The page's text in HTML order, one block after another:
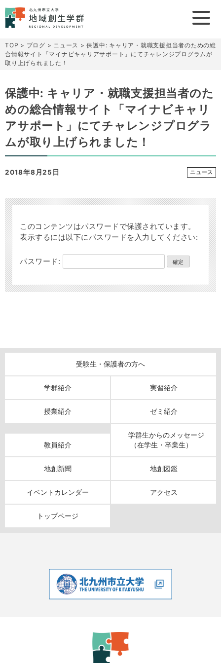
TOP > ブログ > ニュース >保護中: キャリア・就職支援担当者のための総
合情報サイト「マイナビキャリアサポート」にてチャレンジプログラムが
取り上げられました！
保護中: キャリア・就職支援担当者のた
めの総合情報サイト「マイナビキャリ
アサポート」にてチャレンジプログラ
ムが取り上げられました！
2018年8月25日 ニュース
このコンテンツはパスワードで保護されています。
表示するには以下にパスワードを入力してください:
パスワード:
受験生・保護者の方へ
学群紹介 実習紹介
授業紹介 ゼミ紹介
教員紹介
学群生からのメッセージ
（在学生・卒業生）
地創新聞 地創図鑑
イベントカレンダー アクセス
トップページ